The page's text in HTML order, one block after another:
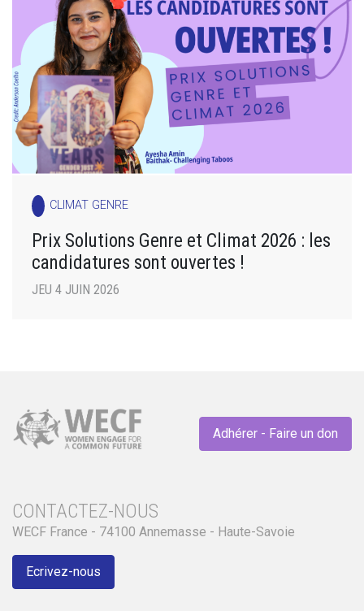
CLIMAT GENRE
Prix Solutions Genre et Climat 2026 : les
candidatures sont ouvertes !
JEU 4 JUIN 2026
Adhérer - Faire un don
CONTACTEZ-NOUS
WECF France - 74100 Annemasse - Haute-Savoie
Ecrivez-nous